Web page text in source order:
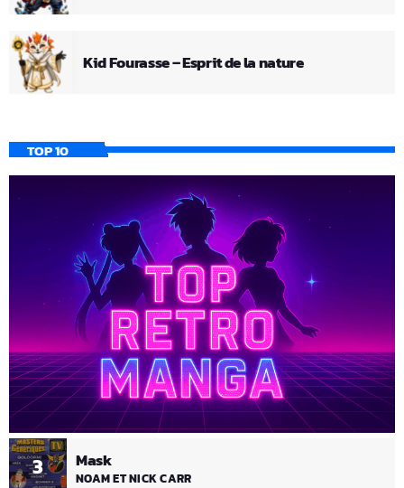
Kid Fourasse – Esprit de la nature
TOP 10
3 Mask
NOAM ET NICK CARR